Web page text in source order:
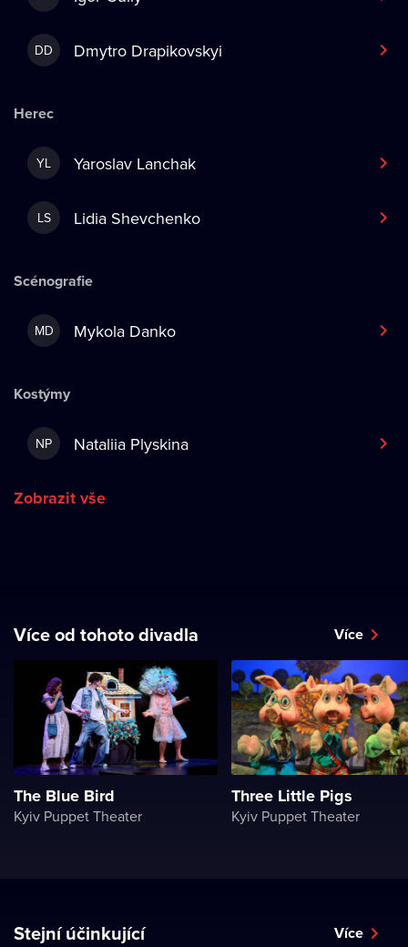
DD Dmytro Drapikovskyi
Herec
YL Yaroslav Lanchak
LS Lidia Shevchenko
Scénografie
MD Mykola Danko
Kostýmy
NP Nataliia Plyskina
Zobrazit vše
Více od tohoto divadla Více
The Blue Bird
Kyiv Puppet Theater
Three Little Pigs
Kyiv Puppet Theater
Stejní účinkující Více